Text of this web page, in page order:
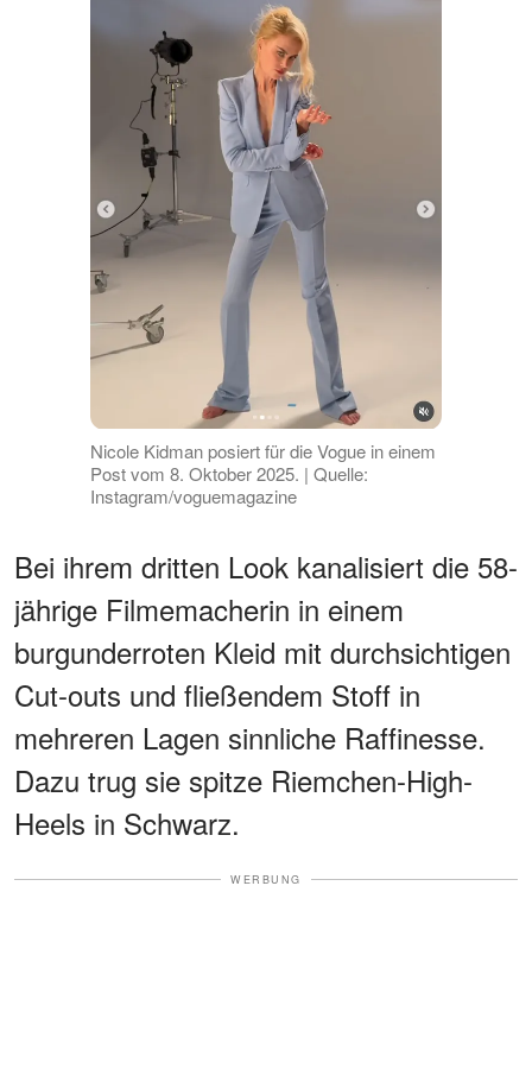
Nicole Kidman posiert für die Vogue in einem
Post vom 8. Oktober 2025. | Quelle:
Instagram/voguemagazine
Bei ihrem dritten Look kanalisiert die 58-
jährige Filmemacherin in einem
burgunderroten Kleid mit durchsichtigen
Cut-outs und fließendem Stoff in
mehreren Lagen sinnliche Raffinesse.
Dazu trug sie spitze Riemchen-High-
Heels in Schwarz.
WERBUNG